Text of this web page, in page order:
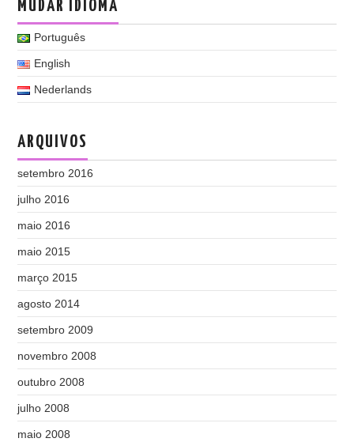
MUDAR IDIOMA
Português
English
Nederlands
ARQUIVOS
setembro 2016
julho 2016
maio 2016
maio 2015
março 2015
agosto 2014
setembro 2009
novembro 2008
outubro 2008
julho 2008
maio 2008